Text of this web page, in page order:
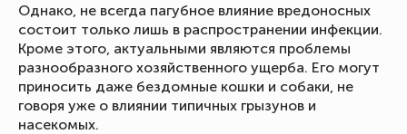
Однако, не всегда пагубное влияние вредоносных
состоит только лишь в распространении инфекции.
Кроме этого, актуальными являются проблемы
разнообразного хозяйственного ущерба. Его могут
приносить даже бездомные кошки и собаки, не
говоря уже о влиянии типичных грызунов и
насекомых.